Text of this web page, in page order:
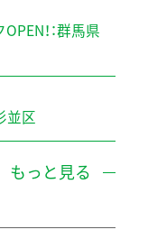
！：群馬県
並区
もっと見る